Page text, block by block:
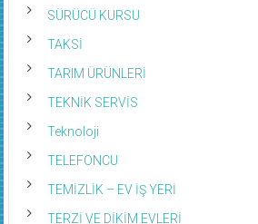
SÜRÜCÜ KURSU
TAKSİ
TARIM ÜRÜNLERİ
TEKNİK SERVİS
Teknoloji
TELEFONCU
TEMİZLİK – EV İŞ YERİ
TERZİ VE DİKİM EVLERİ